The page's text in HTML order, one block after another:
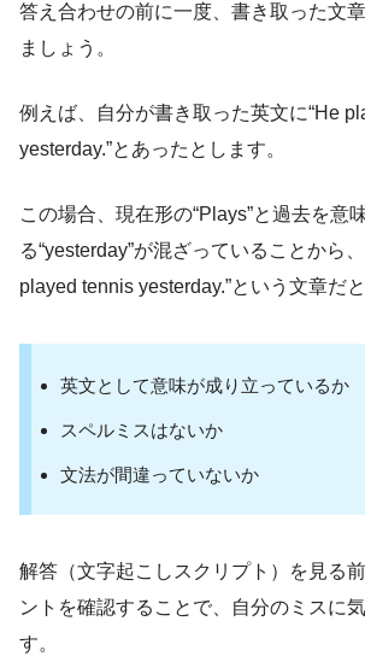
答え合わせの前に一度、書き取った文
ましょう。
例えば、自分が書き取った英文に“He
yesterday.”とあったとします。
この場合、現在形の“Plays”と過去を意
る“yesterday”が混ざっていることから
played tennis yesterday.”という文章だ
英文として意味が成り立っているか
スペルミスはないか
文法が間違っていないか
解答（文字起こしスクリプト）を見る
ントを確認することで、自分のミスに
す。